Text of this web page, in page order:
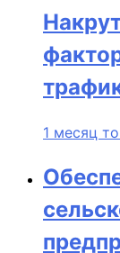
1 месяц